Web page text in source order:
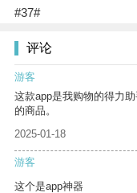
#37#
评论
游客
这款app是我购物的得力
的商品。
2025-01-18
游客
这个是app神器